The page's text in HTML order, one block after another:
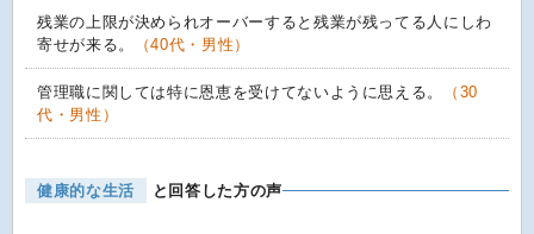
残業の上限が決められオーバーすると残業が残ってる人にしわ
寄せが来る。
（40代・男性）
管理職に関しては特に恩恵を受けてないように思える。
（30
代・男性）
健康的な生活 と回答した方の声